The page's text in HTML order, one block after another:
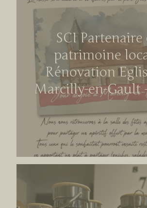
SCI Partenaire
patrimoine
Rénovation
Marcilly-en-Gault